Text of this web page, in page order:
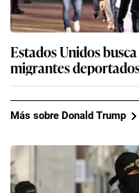
Estados Unidos
migrantes
Más sobre Donald Trump